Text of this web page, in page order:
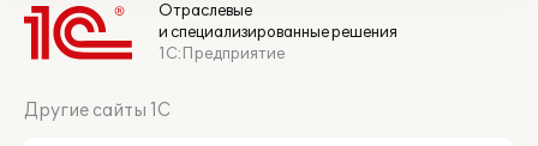
Отраслевые
и специализированные решения
1С:Предприятие
Другие сайты 1С